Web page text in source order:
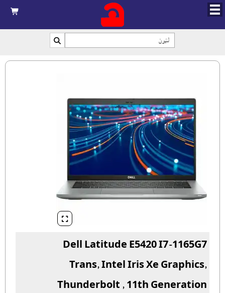



Dell Latitude E5420 I7-1165G7
Trans, Intel Iris Xe Graphics,
Thunderbolt , 11th Generation